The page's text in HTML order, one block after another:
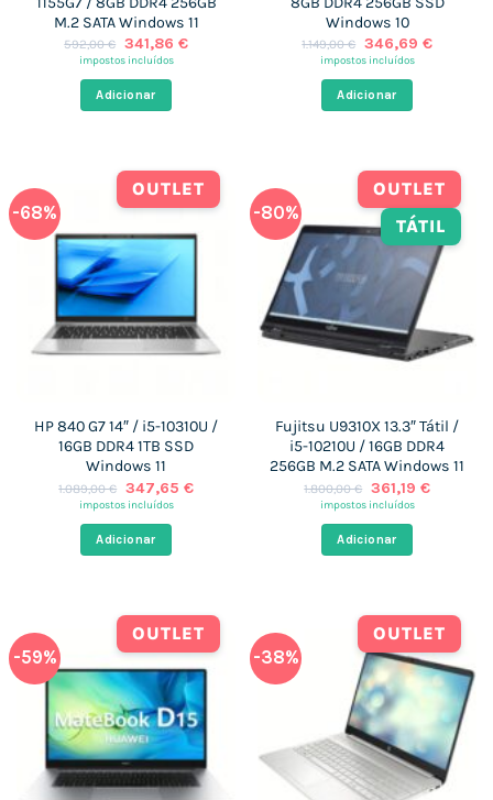
M.2 SATA Windows 11
592,00€ O
preço
era:
592,00 €.
341,86 €O
impostos incluídos
Adicionar
Windows 10
1.149,00€ O
preço
era:
1.149,00 €.
346,69 €O
impostos incluídos
Adicionar
-68%
OUTLET
HP 840 G7 14″ / i5-10310U /
16GB DDR4 1TB SSD
Windows 11
1.089,00€ O
preço
era:
1.089,00 €.
347,65 €O
impostos incluídos
Adicionar
-80%
OUTLET
TÁTIL
Fujitsu U9310X 13.3″ Tátil /
i5-10210U / 16GB DDR4
256GB M.2 SATA Windows 11
1.800,00€ O
preço
era:
1.800,00 €.
361,19 €O
impostos incluídos
Adicionar
-59%
OUTLET
-38%
OUTLET